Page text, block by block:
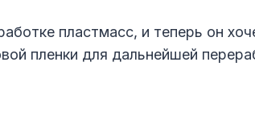
пластмасс, и теперь он
пленки для дальнейшей